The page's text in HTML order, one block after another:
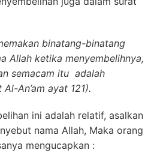
binatang-binatang
Allah ketika menyembelihnya,
semacam itu adalah
Al-An’am ayat 121).
ini adalah relatif, asalkan
nama Allah, Maka orang
mengucapkan :